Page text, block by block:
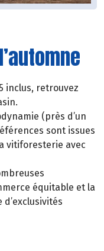
inclus, retrouvez
(près d’un
sont issues
vitiforesterie avec
équitable et la